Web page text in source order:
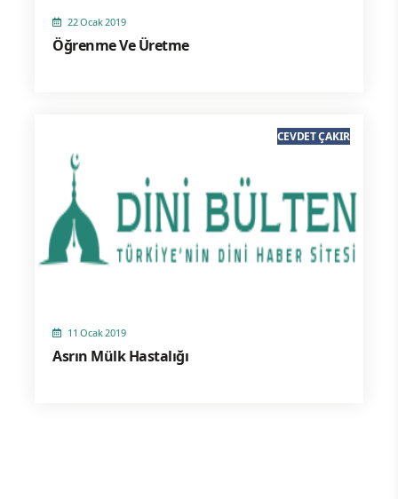
22 Ocak 2019
Öğrenme Ve Üretme
11 Ocak 2019
Asrın Mülk Hastalığı
CEVDET ÇAKIR